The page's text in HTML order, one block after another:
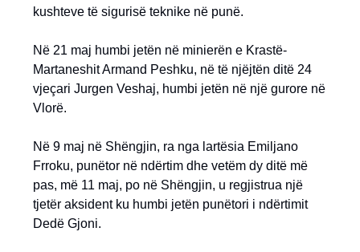
kushteve të sigurisë teknike në punë.
Në 21 maj humbi jetën në minierën e Krastë-
Martaneshit Armand Peshku, në të njëjtën ditë 24
vjeçari Jurgen Veshaj, humbi jetën në një gurore në
Vlorë.
Në 9 maj në Shëngjin, ra nga lartësia Emiljano
Frroku, punëtor në ndërtim dhe vetëm dy ditë më
pas, më 11 maj, po në Shëngjin, u regjistrua një
tjetër aksident ku humbi jetën punëtori i ndërtimit
Dedë Gjoni.